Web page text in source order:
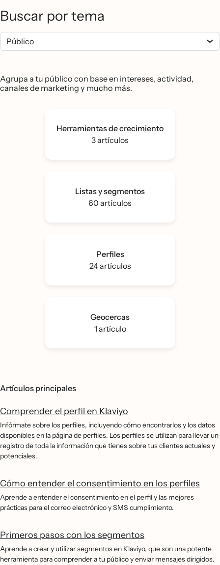
Buscar por tema
Agrupa a tu público con base en intereses, actividad,
canales de marketing y mucho más.
Herramientas de crecimiento
3 artículos
Listas y segmentos
60 artículos
Perfiles
24 artículos
Geocercas
1 artículo
Artículos principales
Comprender el perfil en Klaviyo
Infórmate sobre los perfiles, incluyendo cómo encontrarlos y los datos
disponibles en la página de perfiles. Los perfiles se utilizan para llevar un
registro de toda la información que tienes sobre tus clientes actuales y
potenciales.
Cómo entender el consentimiento en los perfiles
Aprende a entender el consentimiento en el perfil y las mejores
prácticas para el correo electrónico y SMS cumplimiento.
Primeros pasos con los segmentos
Aprende a crear y utilizar segmentos en Klaviyo, que son una potente
herramienta para comprender a tu público y enviar mensajes dirigidos.